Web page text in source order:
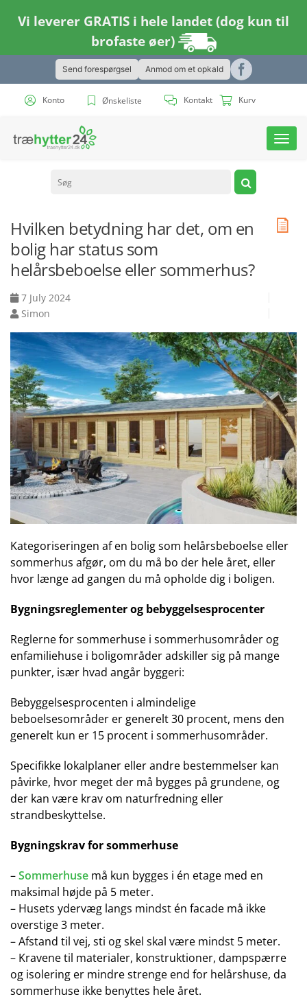
Vi leverer GRATIS i hele landet (dog kun til
brofaste øer)
Send forespørgsel Anmod om et opkald
Konto Ønskeliste Kontakt Kurv
Hvilken betydning har det, om en
bolig har status som
helårsbeboelse eller sommerhus?
7 July 2024
Simon
Kategoriseringen af en bolig som helårsbeboelse eller
sommerhus afgør, om du må bo der hele året, eller
hvor længe ad gangen du må opholde dig i boligen.
Bygningsreglementer og bebyggelsesprocenter
Reglerne for sommerhuse i sommerhusområder og
enfamiliehuse i boligområder adskiller sig på mange
punkter, især hvad angår byggeri:
Bebyggelsesprocenten i almindelige
beboelsesområder er generelt 30 procent, mens den
generelt kun er 15 procent i sommerhusområder.
Specifikke lokalplaner eller andre bestemmelser kan
påvirke, hvor meget der må bygges på grundene, og
der kan være krav om naturfredning eller
strandbeskyttelse.
Bygningskrav for sommerhuse
–Sommerhuse må kun bygges i én etage med en
maksimal højde på 5 meter.
– Husets ydervæg langs mindst én facade må ikke
overstige 3 meter.
– Afstand til vej, sti og skel skal være mindst 5 meter.
– Kravene til materialer, konstruktioner, dampspærre
og isolering er mindre strenge end for helårshuse, da
sommerhuse ikke benyttes hele året.